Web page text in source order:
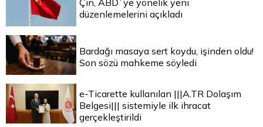
Çin, ABD`ye yönelik yeni
düzenlemelerini açıkladı
Bardağı masaya sert koydu, işinden oldu!
Son sözü mahkeme söyledi
e-Ticarette kullanılan |||A.TR Dolaşım
Belgesi||| sistemiyle ilk ihracat
gerçekleştirildi